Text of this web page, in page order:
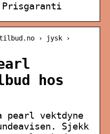
› jysk ›
hos
pearl vektdyne
Sjekk